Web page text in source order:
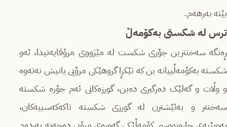
بێتە بەرهەم.
ترس لە شکستی بەکۆمەڵ
ڕەنگە سەختترین جۆری شکست لە مێژووی مرۆڤایەتیدا، ئەو
شکستە بەکۆمەڵییانە بن کە تێکڕا گروهێکی مرۆیی یانیش نەتەوە
و وڵات و گەلێک دەرگیری دەبن، گورزەکانی ئەم جۆرە شکستە
سەختتر و بەئێشترن لە گورزی شکستە تاکەکەسییەکان،